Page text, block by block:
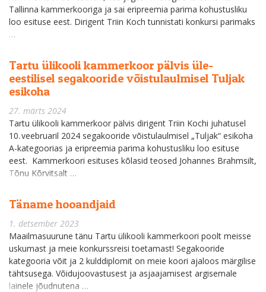
Tallinna kammerkooriga ja sai eripreemia parima kohustusliku
loo esituse eest. Dirigent Triin Koch tunnistati konkursi parimaks
…
Tartu ülikooli kammerkoor pälvis üle-
eestilisel segakooride võistulaulmisel Tuljak
esikoha
27. märts 2024
Tartu ülikooli kammerkoor pälvis dirigent Triin Kochi juhatusel
10. veebruaril 2024 segakooride võistulaulmisel „Tuljak“ esikoha
A-kategoorias ja eripreemia parima kohustusliku loo esituse
eest. Kammerkoori esituses kõlasid teosed Johannes Brahmsilt,
Tõnu Kõrvitsalt …
Täname hooandjaid
1. detsember 2023
Maailmasuurune tänu Tartu ülikooli kammerkoori poolt meisse
uskumast ja meie konkurssreisi toetamast! Segakooride
kategooria võit ja 2 kulddiplomit on meie koori ajaloos märgilise
tähtsusega. Võidujoovastusest ja asjaajamisest argisemale
lainele jõudnutena …